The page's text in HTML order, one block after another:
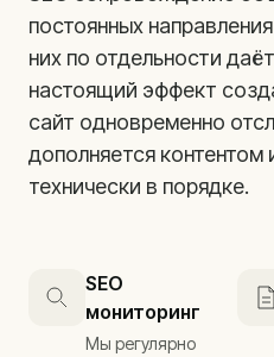
постоянных
них по отдельности
настоящий эффект
сайт одновременно
дополняется
технически в порядке.
SEO
мониторинг
Мы регулярно